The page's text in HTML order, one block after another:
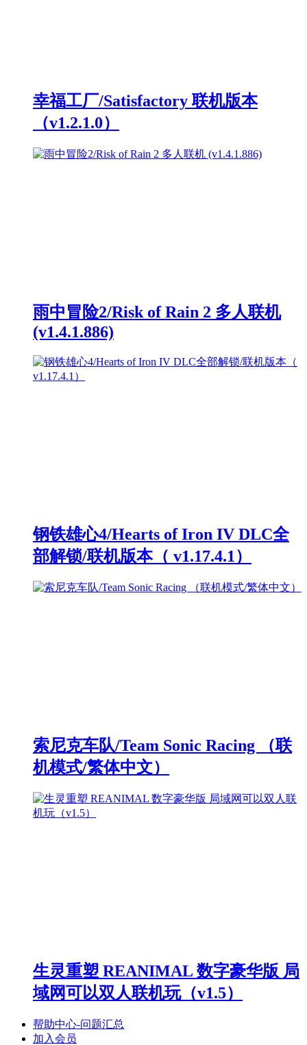
幸福工厂/Satisfactory 联机版本
（v1.2.1.0）
雨中冒险2/Risk of Rain 2 多人联机
(v1.4.1.886)
钢铁雄心4/Hearts of Iron IV DLC全
部解锁/联机版本（ v1.17.4.1）
索尼克车队/Team Sonic Racing （联
机模式/繁体中文）
生灵重塑 REANIMAL 数字豪华版 局
域网可以双人联机玩（v1.5）
帮助中心-问题汇总
加入会员